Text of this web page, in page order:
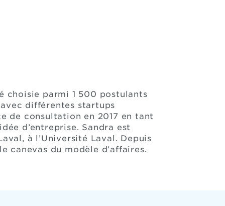
choisie parmi 1 500 postulants
différentes startups
de consultation en 2017 en tant
d’entreprise. Sandra est
à l’Université Laval. Depuis
canevas du modèle d’affaires.